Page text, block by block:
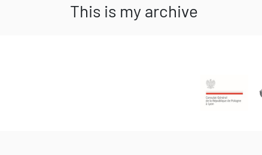
This is my archive